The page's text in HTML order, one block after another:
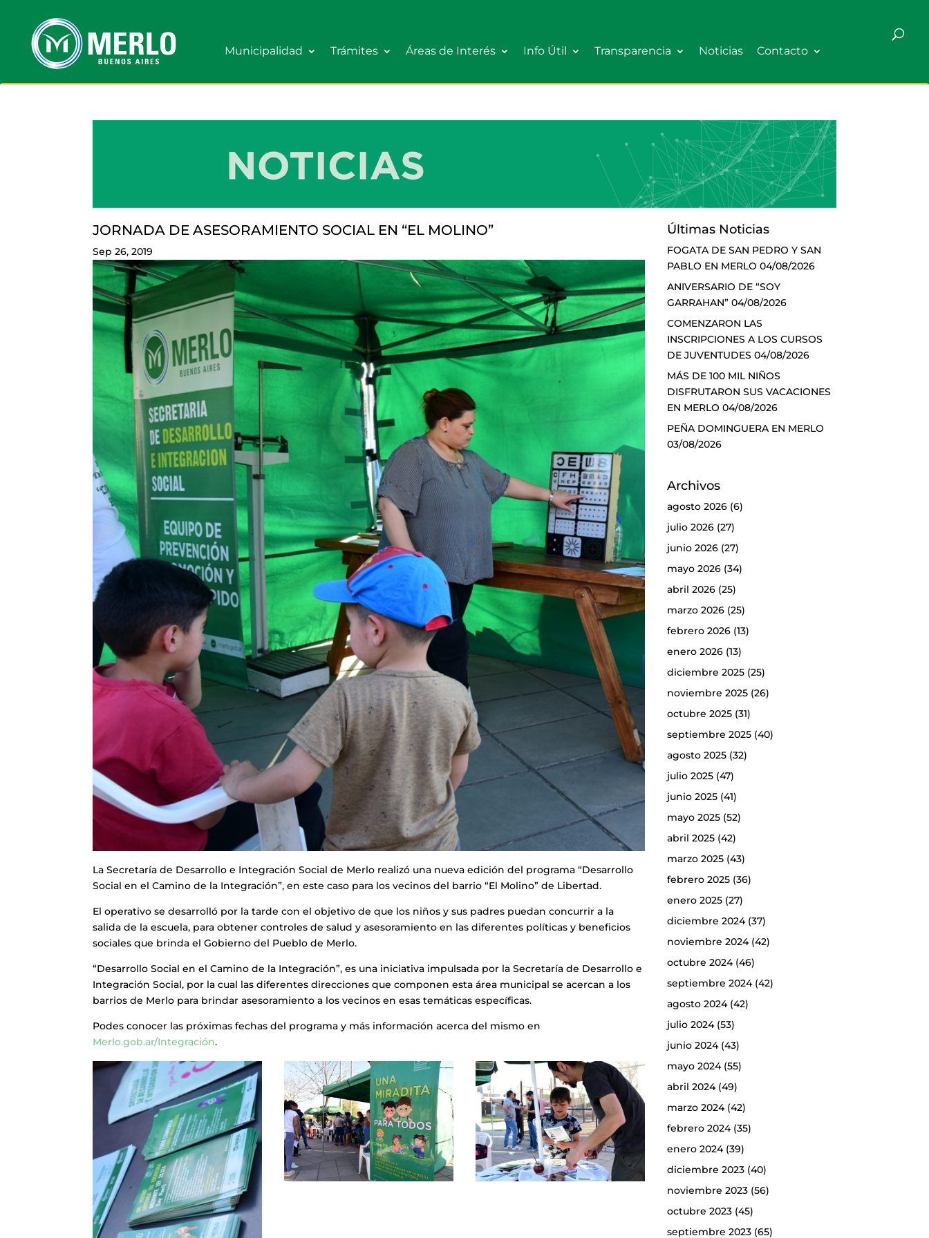
Municipalidad Trámites Áreas de Interés Info Útil Transparencia Noticias Contacto
JORNADA DE ASESORAMIENTO SOCIAL EN “EL MOLINO”
Sep 26, 2019
La Secretaría de Desarrollo e Integración Social de Merlo realizó una nueva edición del programa “Desarrollo
Social en el Camino de la Integración”, en este caso para los vecinos del barrio “El Molino” de Libertad.
El operativo se desarrolló por la tarde con el objetivo de que los niños y sus padres puedan concurrir a la
salida de la escuela, para obtener controles de salud y asesoramiento en las diferentes políticas y beneficios
sociales que brinda el Gobierno del Pueblo de Merlo.
“Desarrollo Social en el Camino de la Integración”, es una iniciativa impulsada por la Secretaría de Desarrollo e
Integración Social, por la cual las diferentes direcciones que componen esta área municipal se acercan a los
barrios de Merlo para brindar asesoramiento a los vecinos en esas temáticas específicas.
Podes conocer las próximas fechas del programa y más información acerca del mismo en
Merlo.gob.ar/Integración.
Últimas Noticias
FOGATA DE SAN PEDRO Y SAN
PABLO EN MERLO 04/08/2026
ANIVERSARIO DE “SOY
GARRAHAN” 04/08/2026
COMENZARON LAS
INSCRIPCIONES A LOS CURSOS
DE JUVENTUDES 04/08/2026
MÁS DE 100 MIL NIÑOS
DISFRUTARON SUS VACACIONES
EN MERLO 04/08/2026
PEÑA DOMINGUERA EN MERLO
03/08/2026
Archivos
agosto 2026(6)
julio 2026(27)
junio 2026(27)
mayo 2026(34)
abril 2026(25)
marzo 2026(25)
febrero 2026(13)
enero 2026(13)
diciembre 2025(25)
noviembre 2025(26)
octubre 2025(31)
septiembre 2025(40)
agosto 2025(32)
julio 2025(47)
junio 2025(41)
mayo 2025(52)
abril 2025(42)
marzo 2025(43)
febrero 2025(36)
enero 2025(27)
diciembre 2024(37)
noviembre 2024(42)
octubre 2024(46)
septiembre 2024(42)
agosto 2024(42)
julio 2024(53)
junio 2024(43)
mayo 2024(55)
abril 2024(49)
marzo 2024(42)
febrero 2024(35)
enero 2024(39)
diciembre 2023(40)
noviembre 2023(56)
octubre 2023(45)
septiembre 2023(65)